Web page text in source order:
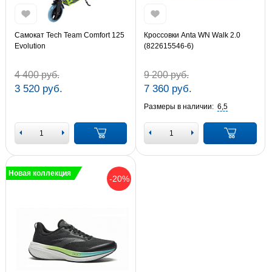
Самокат Tech Team Comfort 125
Evolution
4 400 руб.
3 520 руб.
Кроссовки Anta WN Walk 2.0
(822615546-6)
9 200 руб.
7 360 руб.
Размеры в наличии: 6,5
-20%
Новая коллекция